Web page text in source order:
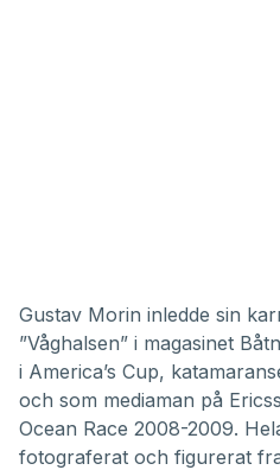
Gustav Morin inledde sin
”Våghalsen” i magasinet
i America’s Cup,
och som mediaman på
Ocean Race 2008-2009.
fotograferat och figurerat